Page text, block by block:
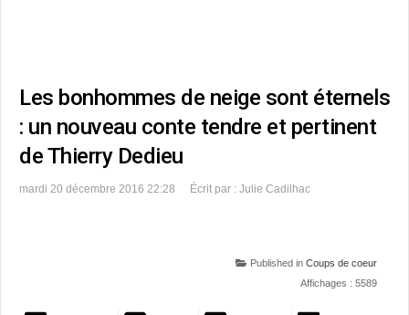
Les bonhommes de neige sont éternels
: un nouveau conte tendre et pertinent
de Thierry Dedieu
mardi 20 décembre 2016 22:28 Écrit par : Julie Cadilhac
Published in Coups de coeur
Affichages : 5589